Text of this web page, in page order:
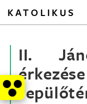
KATOLIKUS
II.